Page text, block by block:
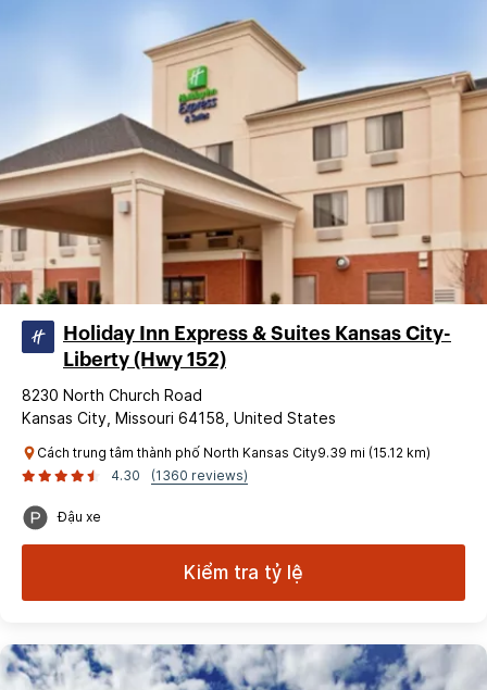
Holiday Inn Express & Suites Kansas City-
Liberty (Hwy 152)
8230 North Church Road
Kansas City, Missouri 64158, United States
Cách trung tâm thành phố North Kansas City9.39 mi (15.12 km)
4.30
(1360 reviews)
Đậu xe
Kiểm tra tỷ lệ